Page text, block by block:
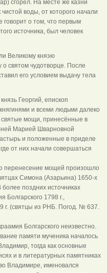
сгорел. На месте же казни
воды, от которого начали
говорит о том, что первым
источника, был человек
Великому князю
святом чудотворце. После
его условием выдачу тела
Георгий, епископ
и всеми людьми далеко
святые мощи, принесённые в
Марией Шварновной
и положенные в приделе
от них начали совершаться
перенесение мощей произошло
Симона (Азарьина) 1650-х
поздних источниках
Болгарского 1798 г.,
г. (святцы из РНБ. Погод. № 637.
Болгарского неизвестно.
памяти мученика началось
тогда как основные
и в литературных памятниках
Владимире, именовался